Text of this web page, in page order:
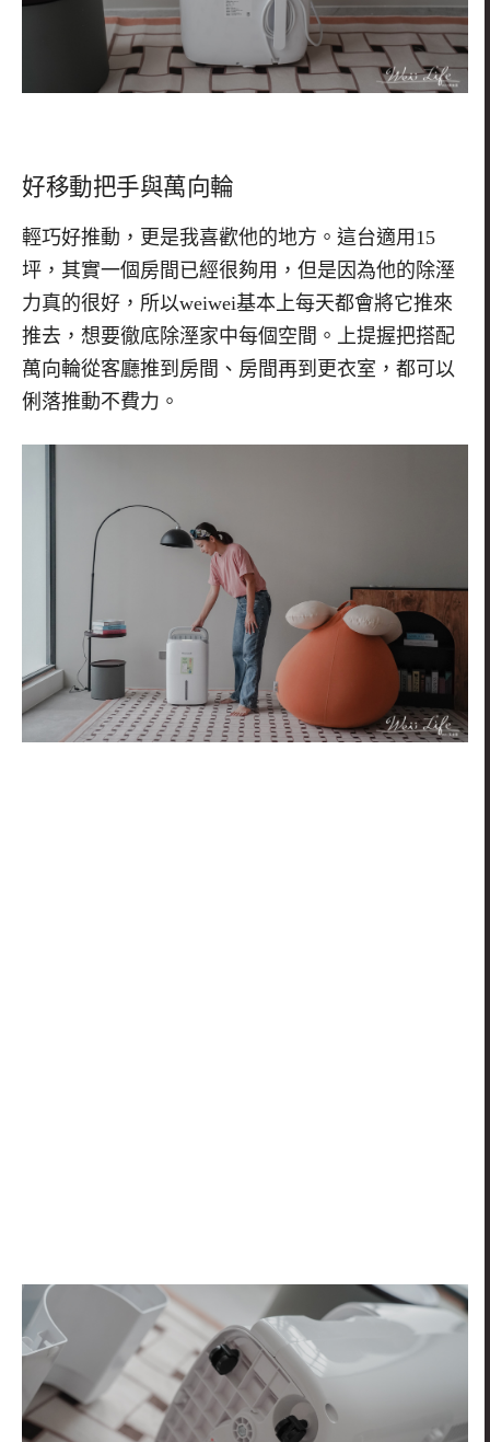
好移動把手與萬向輪
輕巧好推動，更是我喜歡他的地方。這台適用15
坪，其實一個房間已經很夠用，但是因為他的除溼
力真的很好，所以weiwei基本上每天都會將它推來
推去，想要徹底除溼家中每個空間。上提握把搭配
萬向輪從客廳推到房間、房間再到更衣室，都可以
俐落推動不費力。